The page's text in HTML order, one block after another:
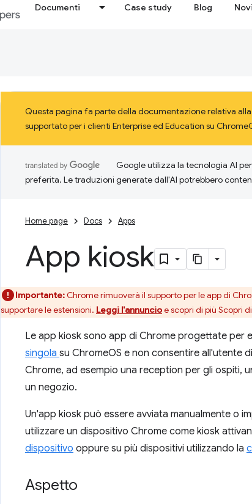
Documenti Case study Blog
Questa pagina fa parte della documentazione relativa
supportato per i clienti Enterprise ed Education su
Google utilizza la tecnologia AI
preferita. Le traduzioni generate dall'AI potrebbero
Home page Docs Apps
App kiosk
Importante:Chrome rimuoverà il supporto per le app di
supportare le estensioni. Leggi l'annuncioe scopri di più Scopri
Le app kiosk sono app di Chrome progettate per
singola su ChromeOS e non consentire all'utente
Chrome, ad esempio una reception per gli ospiti,
un negozio.
Un'app kiosk può essere avviata manualmente o
utilizzare un dispositivo Chrome come kiosk
dispositivo oppure su più dispositivi utilizzando la
Aspetto